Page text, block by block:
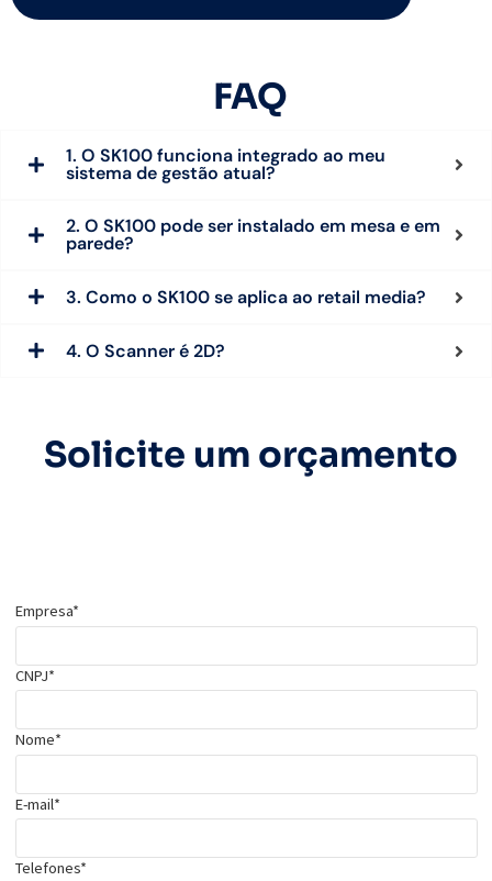
FAQ
1. O SK100 funciona integrado ao meu
sistema de gestão atual?
2. O SK100 pode ser instalado em mesa e em
parede?
3. Como o SK100 se aplica ao retail media?
4. O Scanner é 2D?
Solicite um orçamento